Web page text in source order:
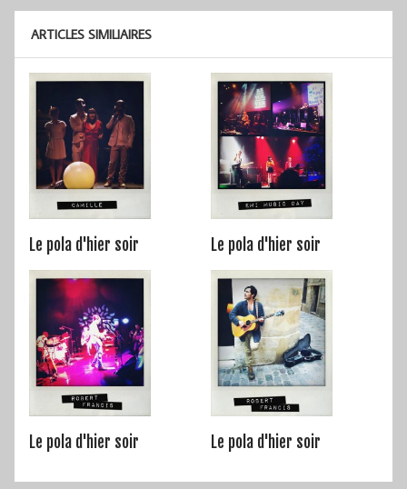
ARTICLES SIMILIAIRES
Le pola d'hier soir Le pola d'hier soir
Le pola d'hier soir Le pola d'hier soir